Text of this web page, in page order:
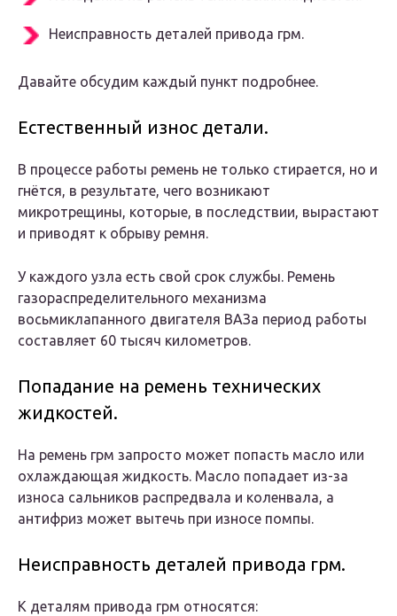
Неисправность деталей привода грм.
Давайте обсудим каждый пункт подробнее.
Естественный износ детали.
В процессе работы ремень не только стирается, но и
гнётся, в результате, чего возникают
микротрещины, которые, в последствии, вырастают
и приводят к обрыву ремня.
У каждого узла есть свой срок службы. Ремень
газораспределительного механизма
восьмиклапанного двигателя ВАЗа период работы
составляет 60 тысяч километров.
Попадание на ремень технических
жидкостей.
На ремень грм запросто может попасть масло или
охлаждающая жидкость. Масло попадает из-за
износа сальников распредвала и коленвала, а
антифриз может вытечь при износе помпы.
Неисправность деталей привода грм.
К деталям привода грм относятся: